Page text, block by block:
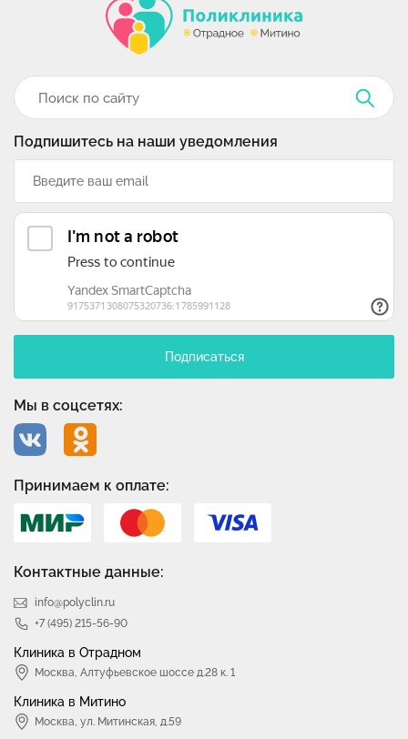
Контактные данные:
info@polyclin.ru
+7 (495) 215-56-90
Клиника в Отрадном
Москва, Алтуфьевское шоссе д.28 к. 1
Клиника в Митино
Москва, ул. Митинская, д.59
Мы в соцсетях:
Подпишитесь на наши уведомления
Подписаться
Принимаем к оплате: